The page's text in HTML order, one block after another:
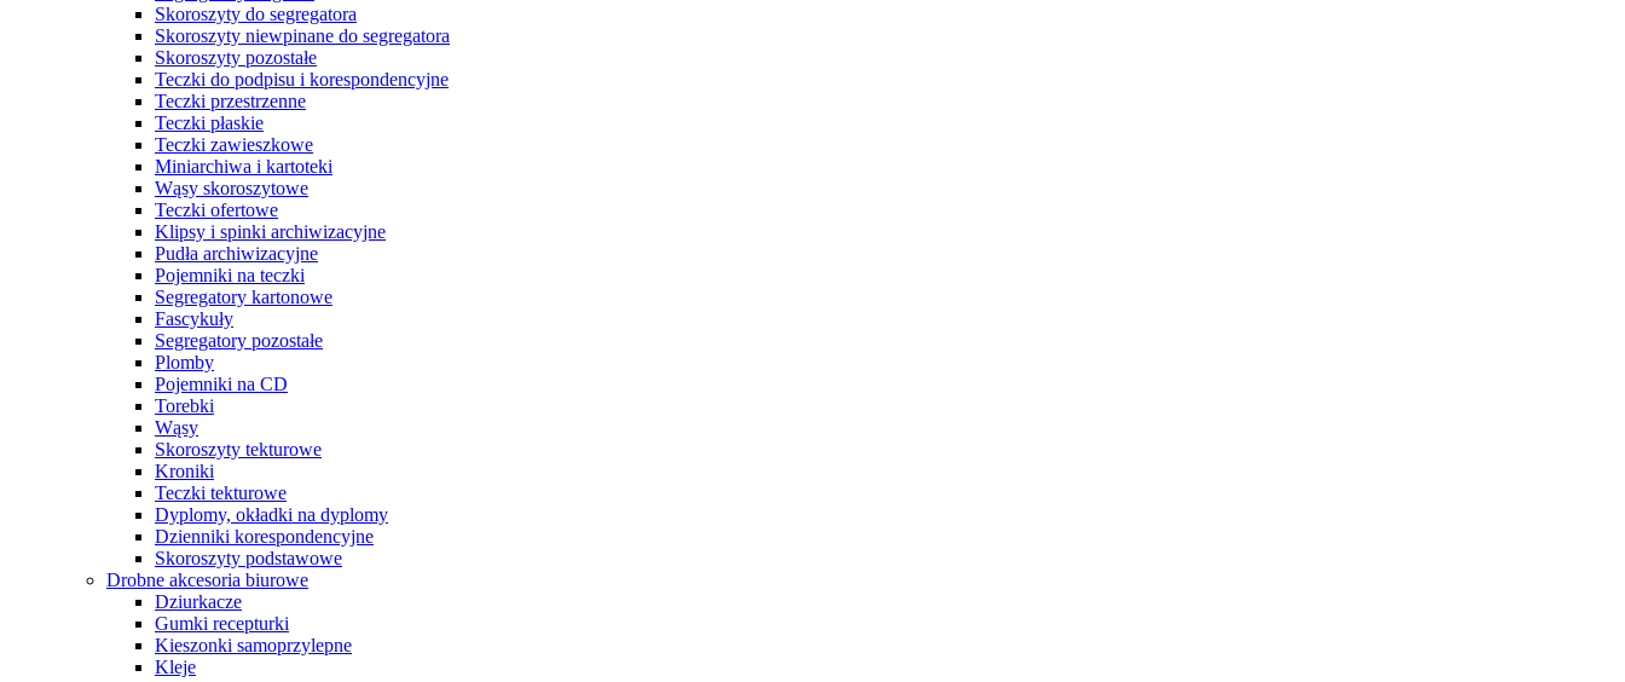
Skoroszyty do segregatora
Skoroszyty niewpinane do segregatora
Skoroszyty pozostałe
Teczki do podpisu i korespondencyjne
Teczki przestrzenne
Teczki płaskie
Teczki zawieszkowe
Miniarchiwa i kartoteki
Wąsy skoroszytowe
Teczki ofertowe
Klipsy i spinki archiwizacyjne
Pudła archiwizacyjne
Pojemniki na teczki
Segregatory kartonowe
Fascykuły
Segregatory pozostałe
Plomby
Pojemniki na CD
Torebki
Wąsy
Skoroszyty tekturowe
Kroniki
Teczki tekturowe
Dyplomy, okładki na dyplomy
Dzienniki korespondencyjne
Skoroszyty podstawowe
Drobne akcesoria biurowe
Dziurkacze
Gumki recepturki
Kieszonki samoprzylepne
Kleje